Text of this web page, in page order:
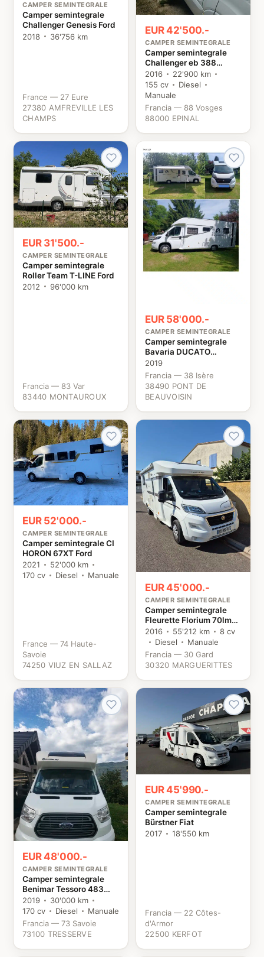
CAMPER SEMINTEGRALE
Camper semintegrale
Challenger Genesis Ford
2018
36'756 km
France — 27 Eure
27380 AMFREVILLE LES
CHAMPS
EUR 42'500.-
CAMPER SEMINTEGRALE
Camper semintegrale
Challenger eb 388
genesis Ford
2016
22'900 km
155 cv
Diesel
Manuale
Francia — 88 Vosges
88000 EPINAL
EUR 31'500.-
CAMPER SEMINTEGRALE
Camper semintegrale
Roller Team T-LINE Ford
2012
96'000 km
Francia — 83 Var
83440 MONTAUROUX
EUR 58'000.-
CAMPER SEMINTEGRALE
Camper semintegrale
Bavaria DUCATO
BAVARIA T746 Fiat
2019
Francia — 38 Isère
38490 PONT DE
BEAUVOISIN
EUR 52'000.-
CAMPER SEMINTEGRALE
Camper semintegrale CI
HORON 67XT Ford
2021
52'000 km
170 cv
Diesel Manuale
France — 74 Haute-
Savoie
74250 VIUZ EN SALLAZ
EUR 45'000.-
CAMPER SEMINTEGRALE
Camper semintegrale
Fleurette Florium 70lmx
Fiat
2016 55'212 km
8 cv
Diesel
Manuale
Francia — 30 Gard
30320 MARGUERITTES
EUR 48'000.-
CAMPER SEMINTEGRALE
Camper semintegrale
Benimar Tessoro 483
Ford
2019
30'000 km
170 cv
Diesel
Manuale
Francia — 73 Savoie
73100 TRESSERVE
EUR 45'990.-
CAMPER SEMINTEGRALE
Camper semintegrale
Bürstner Fiat
2017
18'550 km
Francia — 22 Côtes-
d'Armor
22500 KERFOT